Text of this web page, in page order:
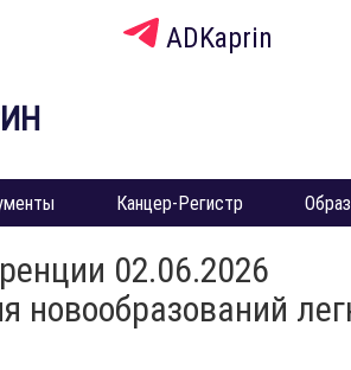
ADKaprin
Канцер-Регистр
02.06.2026
новообразований